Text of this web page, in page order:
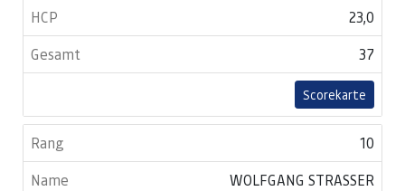
23,0
37
Scorekarte
10
WOLFGANG STRASSER